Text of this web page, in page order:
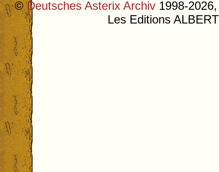
©Deutsches Asterix Archiv 1998-
Les Editions